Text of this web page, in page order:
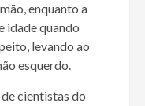
enquanto a
idade quando
levando ao
esquerdo.
cientistas do